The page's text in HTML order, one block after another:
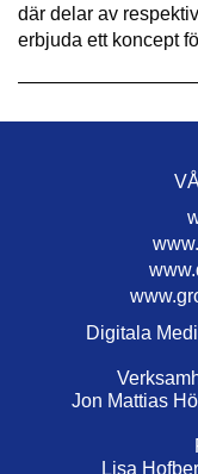
där delar av
erbjuda ett koncept
Digitala
Jon Mattias
Lisa